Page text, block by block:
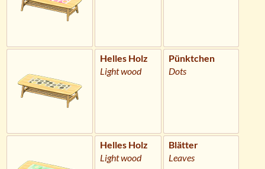
Helles Holz
Light wood
Pünktchen
Dots
Helles Holz
Light wood
Blätter
Leaves